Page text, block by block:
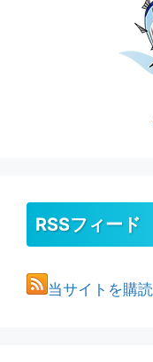
RSSフィード
当サイトを購読